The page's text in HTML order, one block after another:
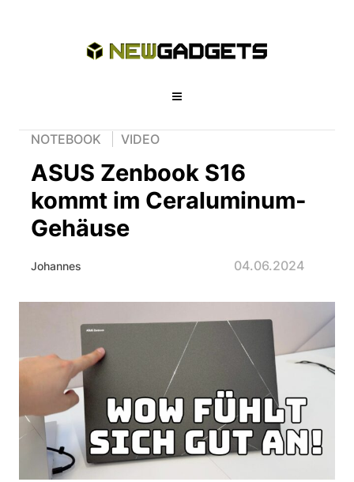
NOTEBOOK VIDEO
ASUS Zenbook S16
kommt im Ceraluminum-
Gehäuse
Johannes 04.06.2024